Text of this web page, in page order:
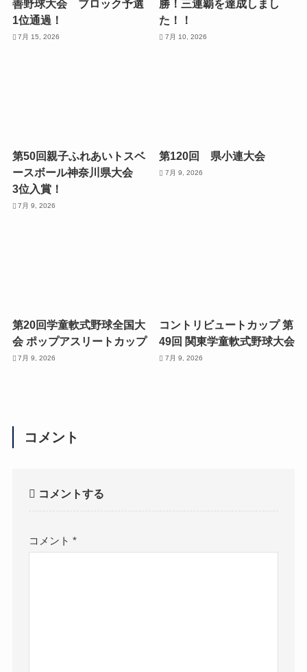
善野球大会 ブロック予選
1位通過！
7月 15, 2026
勝！三連覇を達成しまし
た！！
7月 10, 2026
第50回親子ふれあいトスベ
ースボール神奈川県大会
3位入賞！
7月 9, 2026
第120回 県小連大会
7月 9, 2026
第20回学童軟式野球全国大
会 ポップアスリートカップ
7月 9, 2026
コントリビュートカップ 第
49回 関東学童軟式野球大会
7月 9, 2026
コメント
コメントする
コメント*